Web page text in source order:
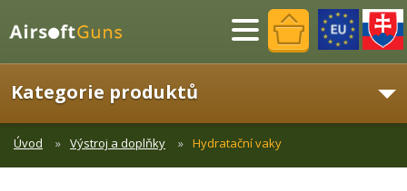
Menu
Kategorie produktů
Úvod Výstroj a doplňky Hydratační vaky